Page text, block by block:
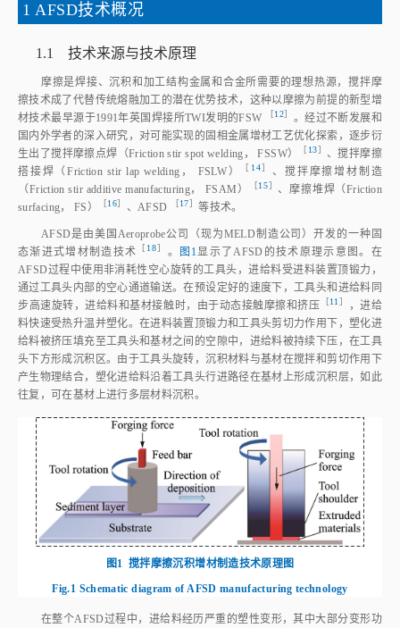
1 AFSD技术概况
1.1 技术来源与技术原理
摩擦是焊接、沉积和加工结构金属和合金所需要的理想热源，搅拌摩
擦技术成了代替传统熔融加工的潜在优势技术，这种以摩擦为前提的新型增
材技术最早源于1991年英国焊接所TWI发明的FSW ［12］ 。经过不断发展和
国内外学者的深入研究，对可能实现的固相金属增材工艺优化探索，逐步衍
生出了搅拌摩擦点焊（Friction stir spot welding， FSSW） ［ 13］ 、搅拌摩擦
搭接焊（Friction stir lap welding， FSLW ） ［ 14］ 、搅拌摩擦增材制造
（Friction stir additive manufacturing， FSAM ） ［15］ 、摩擦堆焊（Friction
surfacing， FS ） ［16］ 、AFSD ［17］等技术。
AFSD是由美国Aeroprobe公司（现为MELD制造公司）开发的一种固
态渐进式增材制造技术 ［ 18］ 。 图1显示了AFSD的技术原理示意图。在
AFSD过程中使用非消耗性空心旋转的工具头，进给料受进料装置顶锻力，
通过工具头内部的空心通道输送。在预设定好的速度下，工具头和进给料同
步高速旋转，进给料和基材接触时，由于动态接触摩擦和挤压 ［11］
，进给
料快速受热升温并塑化。在进料装置顶锻力和工具头剪切力作用下，塑化进
给料被挤压填充至工具头和基材之间的空隙中，进给料被持续下压，在工具
头下方形成沉积区。由于工具头旋转，沉积材料与基材在搅拌和剪切作用下
产生物理结合，塑化进给料沿着工具头行进路径在基材上形成沉积层，如此
往复，可在基材上进行多层材料沉积。
图1 搅拌摩擦沉积增材制造技术原理图
Fig.1 Schematic diagram of AFSD manufacturing technology
在整个AFSD过程中，进给料经历严重的塑性变形，其中大部分变形功